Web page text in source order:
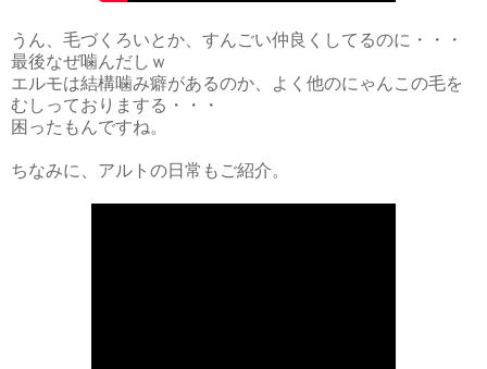
うん、毛づくろいとか、すんごい仲良くしてるのに・・・
最後なぜ噛んだしｗ
エルモは結構噛み癖があるのか、よく他のにゃんこの毛を
むしっておりまする・・・
困ったもんですね。
ちなみに、アルトの日常もご紹介。